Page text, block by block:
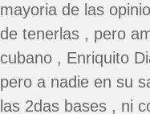
mayoria de las
de tenerlas , pero
cubano , Enriquito
pero a nadie en su
las 2das bases , ni